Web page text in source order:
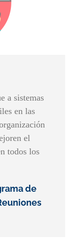
a sistemas
en las
el
todos los
de